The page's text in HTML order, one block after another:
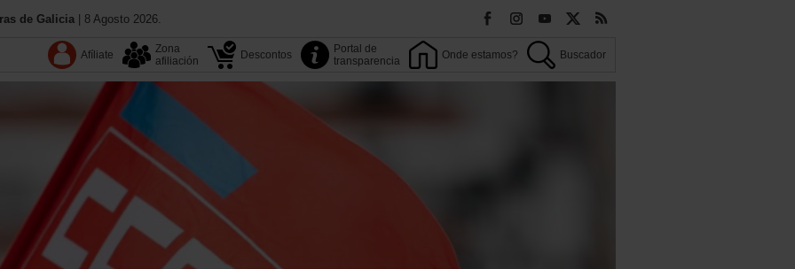
de Galicia | 8 Agosto 2026.
Afíliate
Zona
afiliación
Descontos
Portal de
transparencia
Onde estamos? Buscador